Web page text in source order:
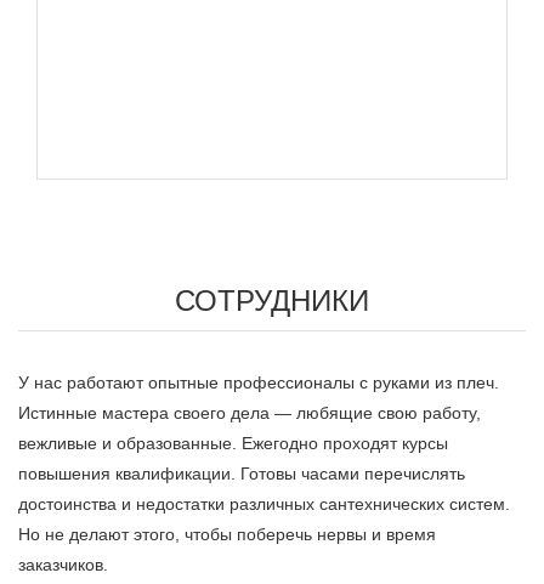
СОТРУДНИКИ
У нас работают опытные профессионалы с руками из плеч.
Истинные мастера своего дела — любящие свою работу,
вежливые и образованные. Ежегодно проходят курсы
повышения квалификации. Готовы часами перечислять
достоинства и недостатки различных сантехнических систем.
Но не делают этого, чтобы поберечь нервы и время
заказчиков.